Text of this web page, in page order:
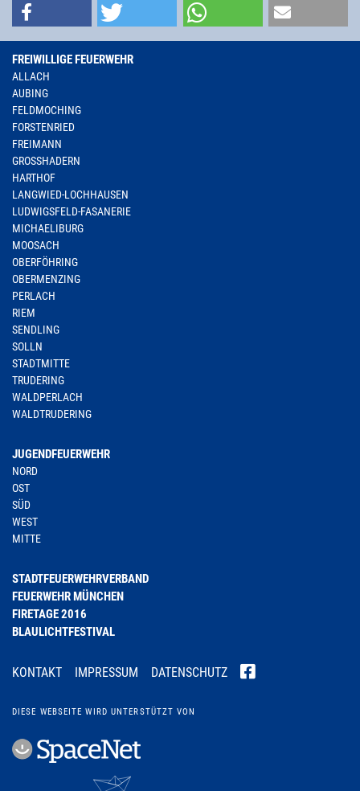
FREIWILLIGE FEUERWEHR
ALLACH
AUBING
FELDMOCHING
FORSTENRIED
FREIMANN
GROSSHADERN
HARTHOF
LANGWIED-LOCHHAUSEN
LUDWIGSFELD-FASANERIE
MICHAELIBURG
MOOSACH
OBERFÖHRING
OBERMENZING
PERLACH
RIEM
SENDLING
SOLLN
STADTMITTE
TRUDERING
WALDPERLACH
WALDTRUDERING
JUGENDFEUERWEHR
NORD
OST
SÜD
WEST
MITTE
STADTFEUERWEHRVERBAND
FEUERWEHR MÜNCHEN
FIRETAGE 2016
BLAULICHTFESTIVAL
KONTAKT IMPRESSUM DATENSCHUTZ
DIESE WEBSEITE WIRD UNTERSTÜTZT VON